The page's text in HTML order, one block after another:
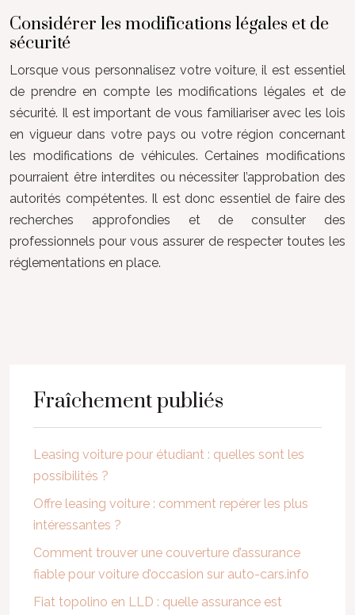
Considérer les modifications légales et de
sécurité
Lorsque vous personnalisez votre voiture, il est essentiel
de prendre en compte les modifications légales et de
sécurité. Il est important de vous familiariser avec les lois
en vigueur dans votre pays ou votre région concernant
les modifications de véhicules. Certaines modifications
pourraient être interdites ou nécessiter l’approbation des
autorités compétentes. Il est donc essentiel de faire des
recherches approfondies et de consulter des
professionnels pour vous assurer de respecter toutes les
réglementations en place.
Fraîchement publiés
Leasing voiture pour étudiant : quelles sont les
possibilités ?
Offre leasing voiture : comment repérer les plus
intéressantes ?
Comment trouver une couverture d’assurance
fiable pour voiture d’occasion sur auto-cars.info
Fiat topolino en LLD : quelle assurance est